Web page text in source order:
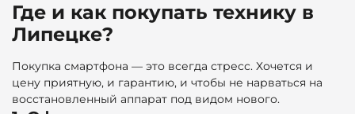
Где и как покупать технику в
Липецке?
Покупка смартфона — это всегда стресс. Хочется и
цену приятную, и гарантию, и чтобы не нарваться на
восстановленный аппарат под видом нового.